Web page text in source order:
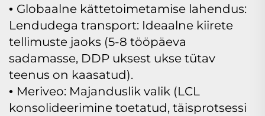
• Globaalne kättetoimetamise lahendus:
Lendudega transport: Ideaalne kiirete
tellimuste jaoks (5-8 tööpäeva
sadamasse, DDP uksest ukse tütav
teenus on kaasatud).
• Meriveo: Majanduslik valik (LCL
konsolideerimine toetatud, täisprotsessi